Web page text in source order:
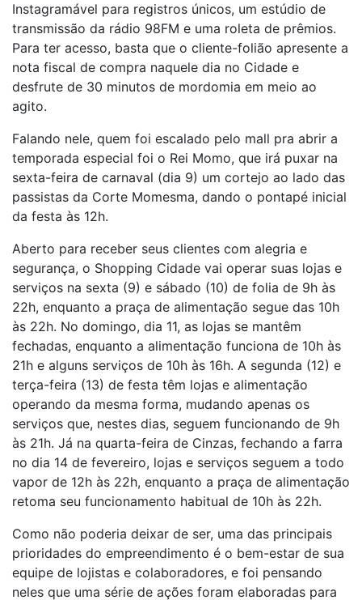
Instagramável para registros únicos, um estúdio de
transmissão da rádio 98FM e uma roleta de prêmios.
Para ter acesso, basta que o cliente-folião apresente a
nota fiscal de compra naquele dia no Cidade e
desfrute de 30 minutos de mordomia em meio ao
agito.
Falando nele, quem foi escalado pelo mall pra abrir a
temporada especial foi o Rei Momo, que irá puxar na
sexta-feira de carnaval (dia 9) um cortejo ao lado das
passistas da Corte Momesma, dando o pontapé inicial
da festa às 12h.
Aberto para receber seus clientes com alegria e
segurança, o Shopping Cidade vai operar suas lojas e
serviços na sexta (9) e sábado (10) de folia de 9h às
22h, enquanto a praça de alimentação segue das 10h
às 22h. No domingo, dia 11, as lojas se mantêm
fechadas, enquanto a alimentação funciona de 10h às
21h e alguns serviços de 10h às 16h. A segunda (12) e
terça-feira (13) de festa têm lojas e alimentação
operando da mesma forma, mudando apenas os
serviços que, nestes dias, seguem funcionando de 9h
às 21h. Já na quarta-feira de Cinzas, fechando a farra
no dia 14 de fevereiro, lojas e serviços seguem a todo
vapor de 12h às 22h, enquanto a praça de alimentação
retoma seu funcionamento habitual de 10h às 22h.
Como não poderia deixar de ser, uma das principais
prioridades do empreendimento é o bem-estar de sua
equipe de lojistas e colaboradores, e foi pensando
neles que uma série de ações foram elaboradas para